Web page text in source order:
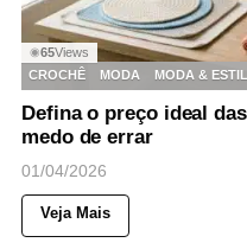
◉65Views
CROCHÊ
MODA MODA &
Defina o preço ideal
medo de errar
01/04/2026
Veja Mais